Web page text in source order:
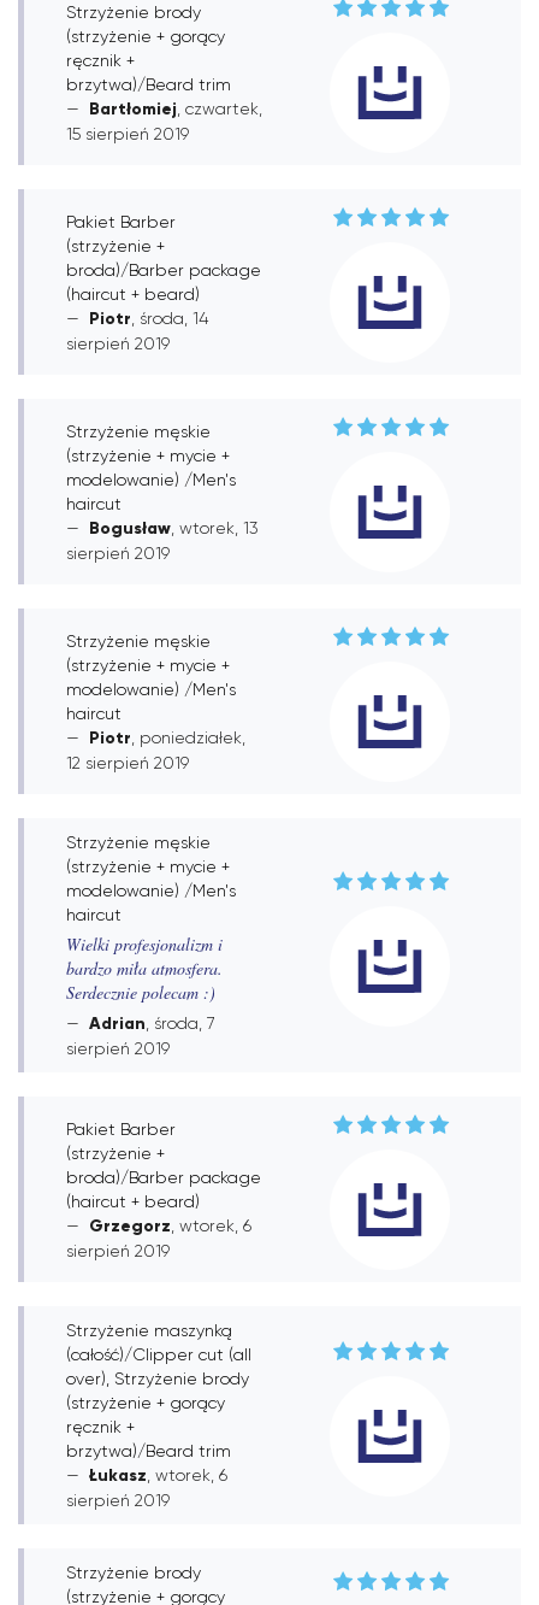
Strzyżenie brody
(strzyżenie + gorący
ręcznik +
brzytwa)/Beard trim
Bartłomiej , czwartek,
15 sierpień 2019
Pakiet Barber
(strzyżenie +
broda)/Barber package
(haircut + beard)
Piotr , środa, 14
sierpień 2019
Strzyżenie męskie
(strzyżenie + mycie +
modelowanie) /Men's
haircut
Bogusław , wtorek, 13
sierpień 2019
Strzyżenie męskie
(strzyżenie + mycie +
modelowanie) /Men's
haircut
Piotr , poniedziałek,
12 sierpień 2019
Strzyżenie męskie
(strzyżenie + mycie +
modelowanie) /Men's
haircut
Wielki profesjonalizm i
bardzo miła atmosfera.
Serdecznie polecam :)
Adrian , środa, 7
sierpień 2019
Pakiet Barber
(strzyżenie +
broda)/Barber package
(haircut + beard)
Grzegorz , wtorek, 6
sierpień 2019
Strzyżenie maszynką
(całość)/Clipper cut (all
over), Strzyżenie brody
(strzyżenie + gorący
ręcznik +
brzytwa)/Beard trim
Łukasz , wtorek, 6
sierpień 2019
Strzyżenie brody
(strzyżenie + gorący